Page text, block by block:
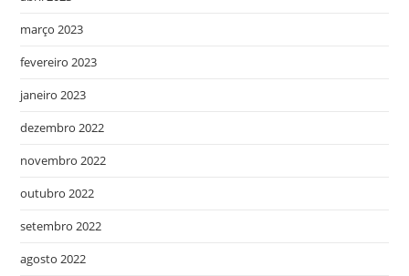
março 2023
fevereiro 2023
janeiro 2023
dezembro 2022
novembro 2022
outubro 2022
setembro 2022
agosto 2022